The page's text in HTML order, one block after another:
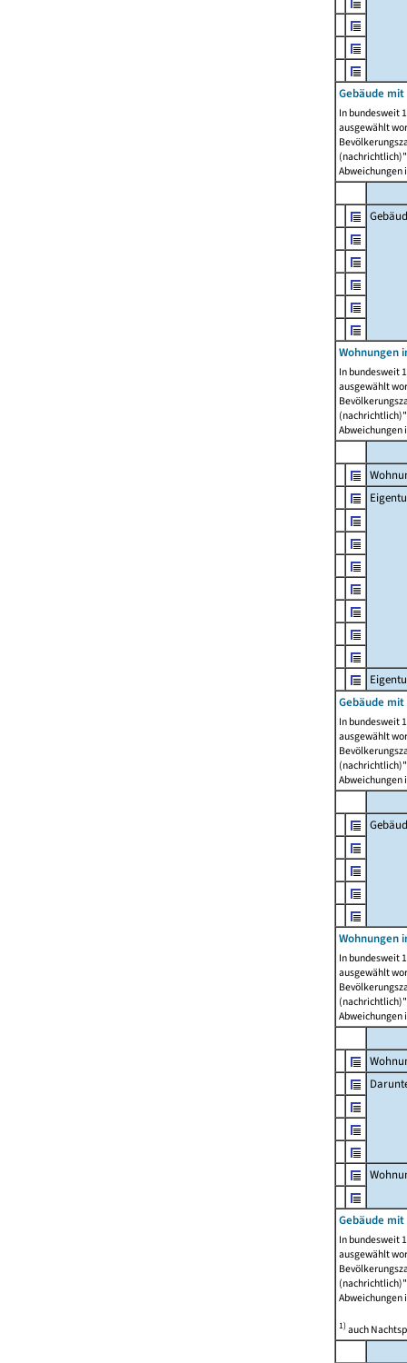
Gebäude mit
In bundesweit
ausgewählt
Abweichungen
Wohnungen
In bundesweit
ausgewählt
Abweichungen
Gebäude
In bundesweit
ausgewählt
Abweichungen
Wohnungen
In bundesweit
ausgewählt
Abweichungen
Gebäude
In bundesweit
ausgewählt
Abweichungen
1)auch